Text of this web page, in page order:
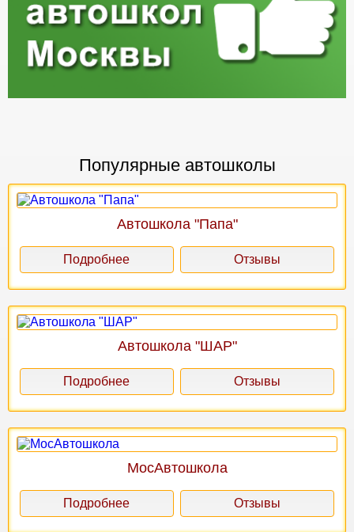
Популярные автошколы
Автошкола "Папа"
Подробнее Отзывы
Автошкола "ШАР"
Подробнее Отзывы
МосАвтошкола
Подробнее Отзывы